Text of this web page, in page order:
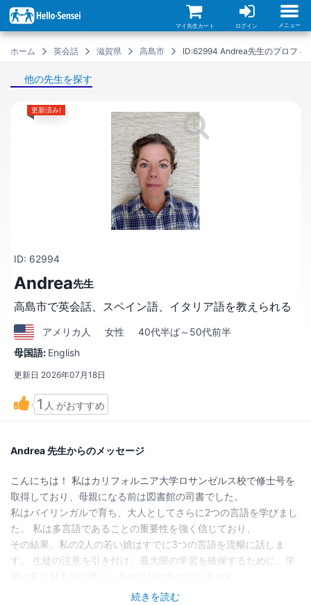
イ
ン
コ
マイ先生カート ログイン メニュー
ホーム 英会話 滋賀県 高島市 ID:62994 Andrea先生のプロフィ
他の先生を探す
更新済み!
ID: 62994
Andrea先生
高島市で英会話、スペイン語、イタリア語を教えられる
アメリカ 人 女性
40代半ば～50代前半
母国語: English
更新日 2026年07月18日
1 人 がおすすめ
Andrea 先生からのメッセージ
こんにちは！ 私はカリフォルニア大学ロサンゼルス校で修士号を
取得しており、母親になる前は図書館の司書でした。
私はバイリンガルで育ち、大人としてさらに2つの言語を学びまし
た。 私は多言語であることの重要性を強く信じており、
その結果、私の2人の若い娘はすでに3つの言語を流暢に話しま
す。 生徒の注意を引き付け、最大限の学習を確保するために、学
生徒が文法や語彙を快適に練習できること、そして質問したり間
続きを読む